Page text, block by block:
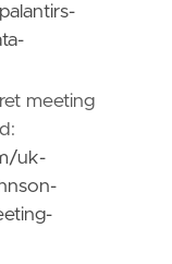
meeting
uk-